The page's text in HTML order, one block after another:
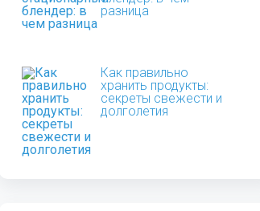
разница
Как правильно
хранить продукты:
секреты свежести и
долголетия